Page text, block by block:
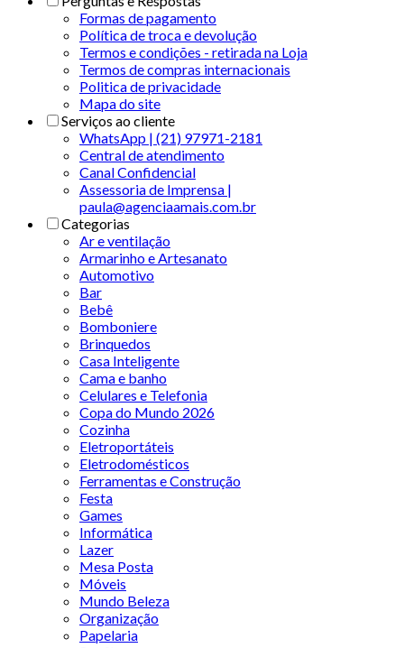
Formas de pagamento
Política de troca e devolução
Termos e condições - retirada na Loja
Termos de compras internacionais
Politica de privacidade
Mapa do site
Serviços ao cliente
WhatsApp | (21) 97971-2181
Central de atendimento
Canal Confidencial
Assessoria de Imprensa |
paula@agenciaamais.com.br
Categorias
Ar e ventilação
Armarinho e Artesanato
Automotivo
Bar
Bebê
Bomboniere
Brinquedos
Casa Inteligente
Cama e banho
Celulares e Telefonia
Copa do Mundo 2026
Cozinha
Eletroportáteis
Eletrodomésticos
Ferramentas e Construção
Festa
Games
Informática
Lazer
Mesa Posta
Móveis
Mundo Beleza
Organização
Papelaria